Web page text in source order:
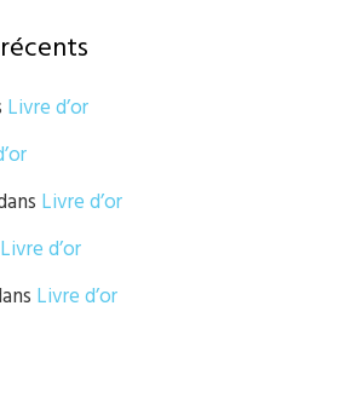
Livre d’or
Livre d’or
Livre d’or
Livre d’or